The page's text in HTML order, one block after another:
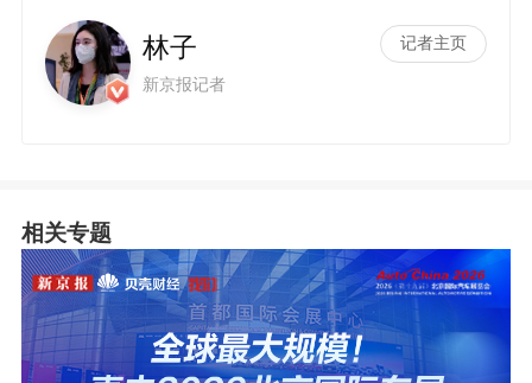
林子
新京报记者
记者主页
相关专题